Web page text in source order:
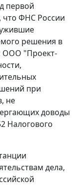
первой
что ФНС России
решения в
ООО "Проект-
при
не
доводы
Налогового
дела,